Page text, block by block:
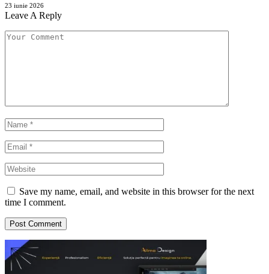
23 iunie 2026
Leave A Reply
Save my name, email, and website in this browser for the next
time I comment.